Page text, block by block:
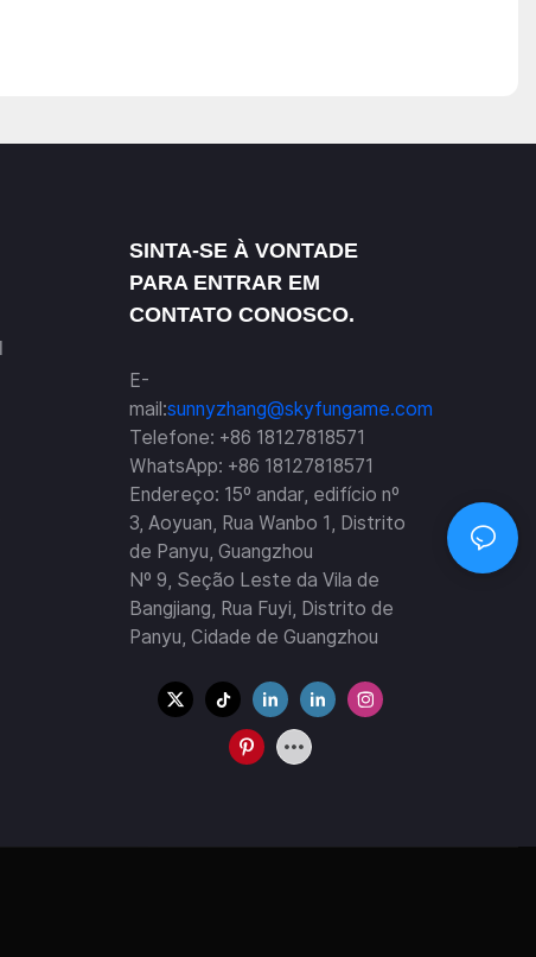
SINTA-SE À VONTADE
PARA ENTRAR EM
CONTATO CONOSCO.
E-
mail:sunnyzhang@skyfungame.com
Telefone: +86 18127818571
WhatsApp: +86 18127818571
Endereço: 15º andar, edifício nº
3, Aoyuan, Rua Wanbo 1, Distrito
de Panyu, Guangzhou
Nº 9, Seção Leste da Vila de
Bangjiang, Rua Fuyi, Distrito de
Panyu, Cidade de Guangzhou